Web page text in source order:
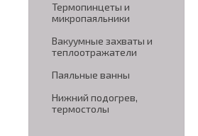
Термопинцеты и
микропаяльники
Вакуумные захваты и
теплоотражатели
Паяльные ванны
Нижний подогрев,
термостолы